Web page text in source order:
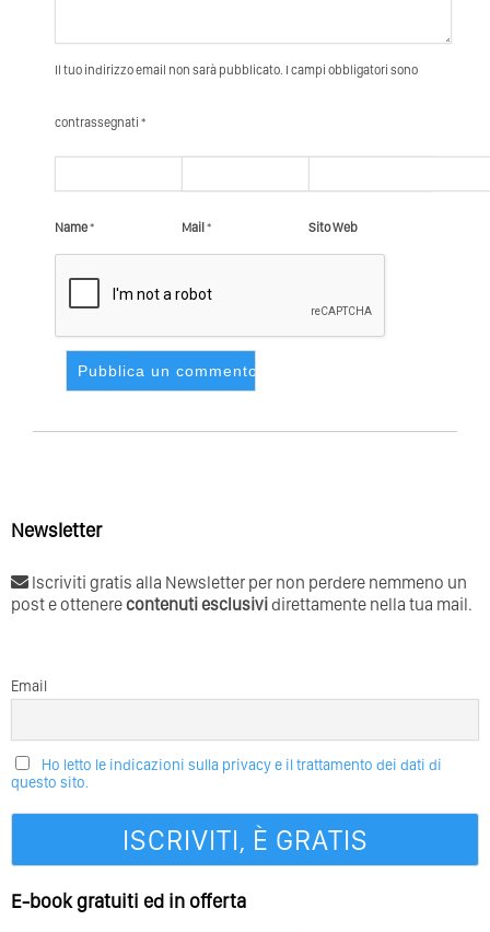
Il tuo indirizzo email non sarà pubblicato. I campi obbligatori sono
contrassegnati *
Name* Mail * Sito Web
Newsletter
Iscriviti gratis alla Newsletter per non perdere nemmeno un
post e ottenerecontenuti esclusividirettamente nella tua mail.
Email
Ho letto le indicazioni sulla privacy e il trattamento dei dati di
questo sito.
E-book gratuiti ed in offerta